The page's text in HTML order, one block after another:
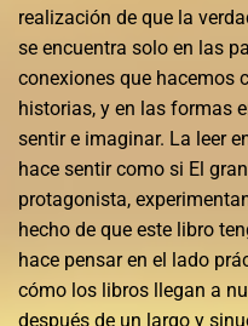
realización de que la
se encuentra solo en las
conexiones que hacemos
historias, y en las formas
sentir e imaginar. La leer
hace sentir como si El
protagonista,
hecho de que este libro
hace pensar en el lado
cómo los libros llegan a
después de un largo y